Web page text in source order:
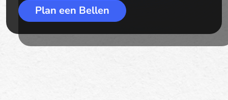
Plan een Bellen